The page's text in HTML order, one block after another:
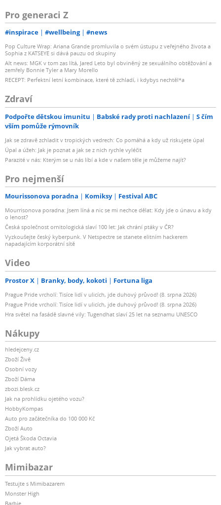
Pro generaci Z
#inspirace #wellbeing #news
Pop Culture Wrap: Ariana Grande promluvila o svém ústupu z veřejného života a
Sophia z KATSEYE si dává pauzu od skupiny
Alt news: MGK v tom zas lítá, Jared Leto byl obviněný ze sexuálního obtěžování a
zemřely Bonnie Tyler a Mary Morello
RECEPT: Perfektní letní kombinace, které tě zchladí, i kdybys nechtěl*a
Zdraví
Podpořte dětskou imunitu Babské rady proti nachlazení
S čím
vším pomůže rýmovník
Jak se zdravě zchladit v tropických vedrech: Co pomáhá a kdy už riskujete úpal
Úpal a úžeh: Jak je poznat a jak se z nich rychle vyléčit
Parazité v nás: Kterým se u nás líbí a kde v našem těle je můžeme najít?
Pro nejmenší
Mourissonova poradna Komiksy Festival ABC
Mourrisonova poradna: Jsem líná a nic se mi nechce dělat: Kdy jde o únavu a kdy
o lenost?
Česká společnost ornitologická slaví 100 let: Jak chrání ptáky v ČR?
Vyzkoušejte český kyberpunk. V Netspectre se stanete elitním hackerem
napadajícím korporátní sítě
Video
Prostor X Branky, body, kokoti Fortuna liga
Prague Pride vrcholí: Tisíce lidí v ulicích, jde duhový průvod! (8. srpna 2026)
Prague Pride vrcholí: Tisíce lidí v ulicích, jde duhový průvod! (8. srpna 2026)
Hra světel na fasádě slavné vily: Tugendhat slaví 25 let na seznamu UNESCO
Nákupy
hledejceny.cz
Zboží Živě
Osobní vozy
Zboží Dáma
zbozi.blesk.cz
Jak na prohlídku ojetého vozu?
HobbyKompas
Auto pro začátečníka do 100 000 Kč
Zboží Auto
Ojetá Škoda Octavia
Jak vybrat auto?
Mimibazar
Testujte s Mimibazarem
Monster High
Barbie